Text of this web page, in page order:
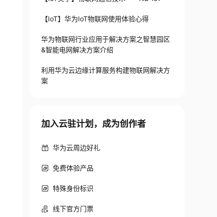
【IoT】华为IoT物联网使用体验心得
华为物联网行业应用于解决方案之智慧园区
&智能电网解决方案介绍
利用华为云边缘计算服务构建物联网解决方
案
加入云驻计划，成为创作者
华为云周边好礼
免费体验产品
特殊身份标识
线下官方门票